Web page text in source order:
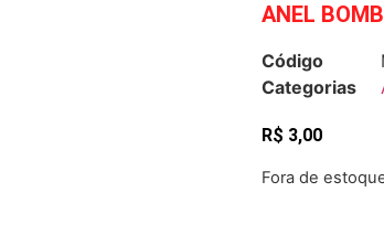
ANEL
Código
Categorias
R$ 3,00
Fora de